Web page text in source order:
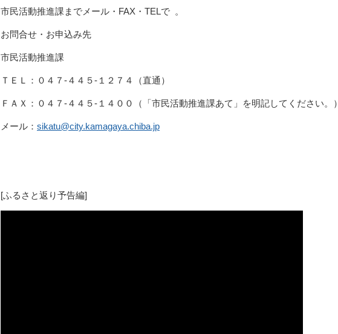
市民活動推進課までメール・FAX・TELで 。
お問合せ・お申込み先
市民活動推進課
ＴＥＬ：０４７‐４４５‐１２７４（直通）
ＦＡＸ：０４７‐４４５‐１４００（「市民活動推進課あて」を明記してください。）
メール： sikatu@city.kamagaya.chiba.jp
[ふるさと返り予告編]